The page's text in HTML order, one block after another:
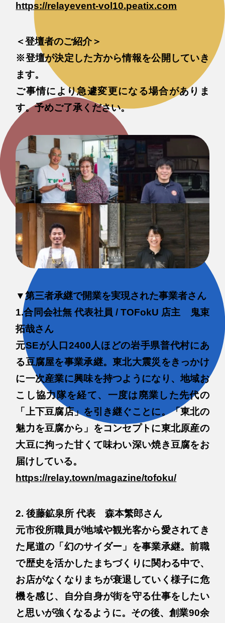
https://relayevent-vol10.peatix.com
＜登壇者のご紹介＞
※登壇が決定した方から情報を公開していき
ます。
ご事情により急遽変更になる場合がありま
す。予めご了承ください。
▼第三者承継で開業を実現された事業者さん
1.合同会社無 代表社員 / TOFokU 店主 鬼束
拓哉さん
元SEが人口2400人ほどの岩手県普代村にあ
る豆腐屋を事業承継。東北大震災をきっかけ
に一次産業に興味を持つようになり、地域お
こし協力隊を経て、一度は廃業した先代の
「上下豆腐店」を引き継ぐことに。「東北の
魅力を豆腐から」をコンセプトに東北原産の
大豆に拘った甘くて味わい深い焼き豆腐をお
届けしている。
https://relay.town/magazine/tofoku/
2. 後藤鉱泉所 代表 森本繁郎さん
元市役所職員が地域や観光客から愛されてき
た尾道の「幻のサイダー」を事業承継。前職
で歴史を活かしたまちづくりに関わる中で、
お店がなくなりまちが衰退していく様子に危
機を感じ、自分自身が街を守る仕事をしたい
と思いが強くなるように。その後、創業90余